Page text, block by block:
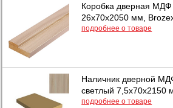
Коробка дверная
26х70х2050 мм,
подробнее о товаре
Наличник дверной
светлый 7,5х70х2150
подробнее о товаре